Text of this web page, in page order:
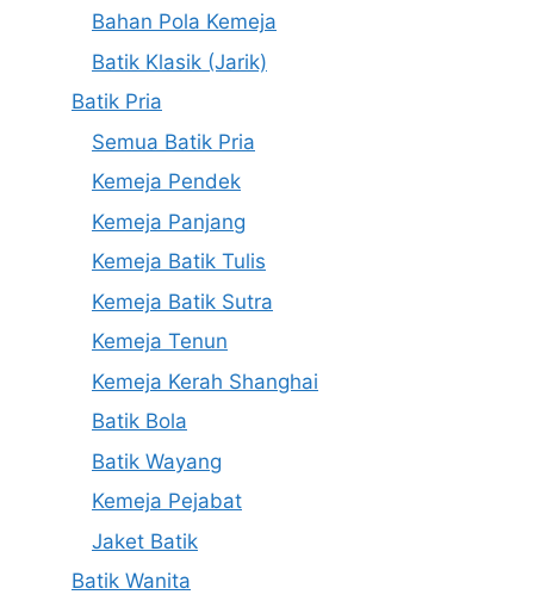
Bahan Pola Kemeja
Batik Klasik (Jarik)
Batik Pria
Semua Batik Pria
Kemeja Pendek
Kemeja Panjang
Kemeja Batik Tulis
Kemeja Batik Sutra
Kemeja Tenun
Kemeja Kerah Shanghai
Batik Bola
Batik Wayang
Kemeja Pejabat
Jaket Batik
Batik Wanita